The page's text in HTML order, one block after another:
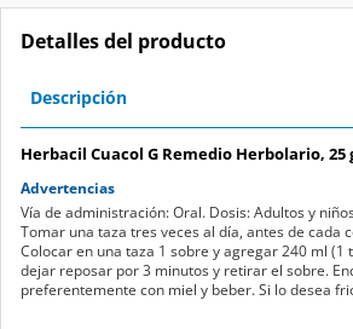
Detalles del producto
Descripción
Herbacil Cuacol G Remedio Herbolario, 25
Advertencias
Vía de administración: Oral. Dosis: Adultos y
Tomar una taza tres veces al día, antes de cada
Colocar en una taza 1 sobre y agregar 240 ml (1
dejar reposar por 3 minutos y retirar el sobre.
preferentemente con miel y beber. Si lo desea